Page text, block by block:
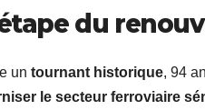
du
un tournant historique, 94
le secteur ferroviaire